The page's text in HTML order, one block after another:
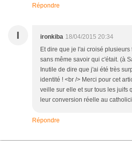
Répondre
I ironkiba 18/04/2015 20:34
Et dire que je l'ai croisé
sans même savoir qui c'était. (à
Inutile de dire que j'ai été très
identité ! <br /> Merci pour cet
veille sur elle et sur tous les juifs
leur conversion réelle au
Répondre